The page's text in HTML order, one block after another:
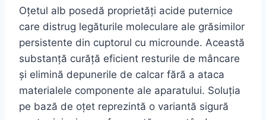
Oțetul alb posedă proprietăți acide puternice
care distrug legăturile moleculare ale grăsimilor
persistente din cuptorul cu microunde. Această
substanță curăță eficient resturile de mâncare
și elimină depunerile de calcar fără a ataca
materialele componente ale aparatului. Soluția
pe bază de oțet reprezintă o variantă sigură